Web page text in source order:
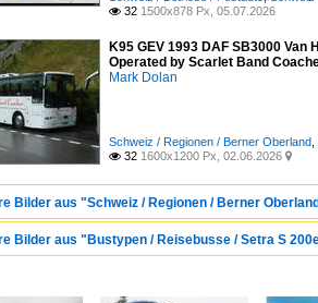
 32 1500x878 Px, 05.07.2026
K95 GEV 1993 DAF SB3000
Operated by Scarlet Band
Mark Dolan
Schweiz / Regionen / Berner Oberland
 32 1600x1200 Px, 02.06.2026 
Bilder aus "Schweiz / Regionen / Berner
Bilder aus "Bustypen / Reisebusse / Setra S